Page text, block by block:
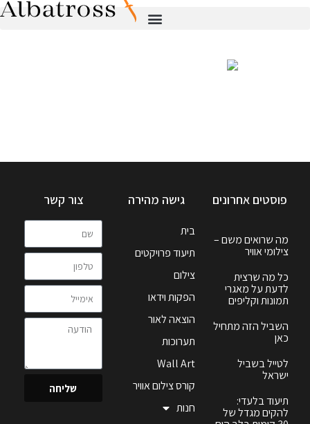
פוסטים אחרונים
מה שרואים משם –
צילומי אוויר
כל מה שרצית
לדעת על מאגרי
תמונות וקליפים
השביל הזה מתחיל
כאן
לטייל בשביל
ישראל
תיעוד בלעדי:
להקים מגדל של
גישה מהירה
בית
תיעוד פרויקטים
צילום
הפקות וידאו
הוצאה לאור
תערוכות
Wall Art
קורס צילום אוויר
חנות
צור קשר
שליחה